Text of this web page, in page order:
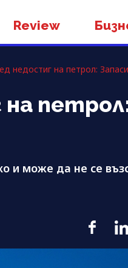
Review
недостиг на петрол:
на
и може да не се